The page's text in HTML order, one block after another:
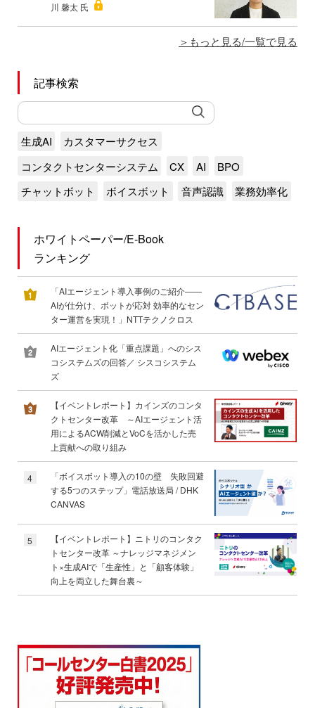
川 馨太 氏
もっと見る/一覧で見る
記事検索
生成AI
カスタマーサクセス
コンタクトセンターシステム
CX AI
BPO
チャットボット
ボイスボット 音声認識 業務効率化
ホワイトペーパー/E-Book
ランキング
「AIエージェント導入事例のご紹介――
AIが仕分け、ボットが応対 効率的なセン
ター運営を実現！」NTTテクノクロス
AIエージェント化「重点課題」へのシス
コシステムズの回答／ シスコシステム
ズ
【イベントレポート】カインズのコンタ
クトセンター改革 ～AIエージェント活
用によるACW削減とVoCを活かした売
上貢献への取り組み
4
「ボイスボット導入の10の壁 失敗回避
する5つのステップ」電話放送局 / DHK
CANVAS
5
【イベントレポート】ニトリのコンタク
トセンター改革 ～ナレッジマネジメン
ト×生成AIで「生産性」と「顧客体験」
向上を両立した舞台裏～